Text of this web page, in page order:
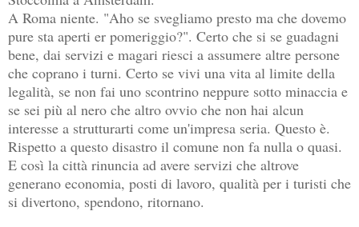
A Roma niente. "Aho se svegliamo presto ma che dovemo
pure sta aperti er pomeriggio?". Certo che si se guadagni
bene, dai servizi e magari riesci a assumere altre persone
che coprano i turni. Certo se vivi una vita al limite della
legalità, se non fai uno scontrino neppure sotto minaccia e
se sei più al nero che altro ovvio che non hai alcun
interesse a strutturarti come un'impresa seria. Questo è.
Rispetto a questo disastro il comune non fa nulla o quasi.
E così la città rinuncia ad avere servizi che altrove
generano economia, posti di lavoro, qualità per i turisti che
si divertono, spendono, ritornano.